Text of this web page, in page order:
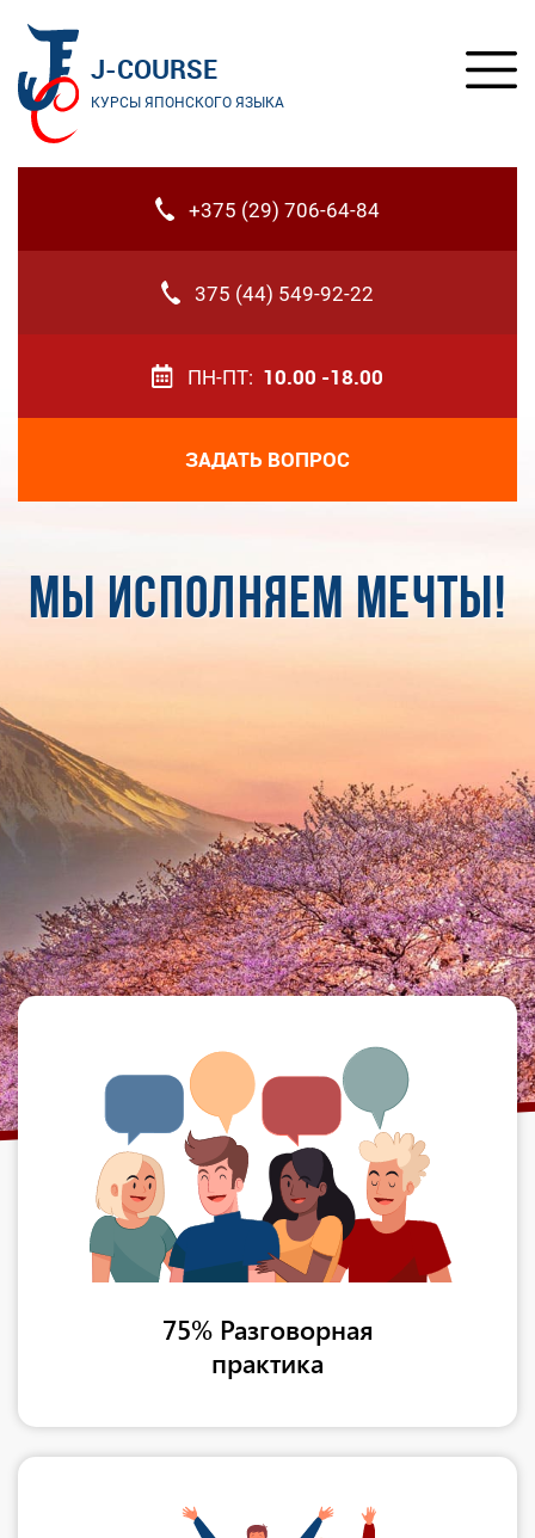
J-COURSE
КУРСЫ ЯПОНСКОГО ЯЗЫКА
+375 (29) 706-64-84
375 (44) 549-92-22
ПН-ПТ: 10.00 -18.00
ЗАДАТЬ ВОПРОС
МЫ ИСПОЛНЯЕМ МЕЧТЫ!
75% Разговорная
практика